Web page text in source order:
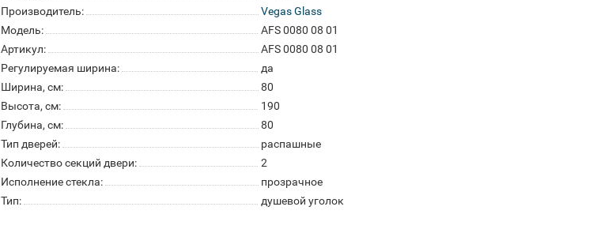
Производитель:
Vegas Glass
Модель:
AFS 0080 08 01
Артикул:
AFS 0080 08 01
Регулируемая ширина:
да
Ширина, см:
80
Высота, см:
190
Глубина, см:
80
Тип дверей:
распашные
Количество секций двери:
2
Исполнение стекла:
прозрачное
Тип:
душевой уголок